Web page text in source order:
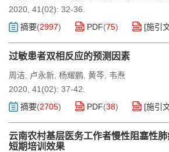
2020, 41(02): 32-36.
摘要(2997) PDF(75) [施引
过敏患者双相反应的预测因素
周洁, 卢永新, 杨耀鹏, 黄芩, 韦焘
2020, 41(02): 37-42.
摘要(2705) PDF(38) [施引
云南农村基层医务工作者慢性阻塞性
短期培训效果